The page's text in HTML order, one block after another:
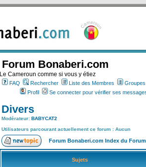
Forum Bonaberi.com
Le Cameroun comme si vous y étiez
FAQ Rechercher Liste des Membres
Profil
Se connecter pour vérifier ses
Divers
Modérateur: BABYCAT2
Utilisateurs parcourant actuellement ce forum : Aucun
Forum Bonaberi.com Index du Forum
Sujets